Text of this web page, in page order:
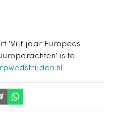
‘Vijf jaar Europees
is te